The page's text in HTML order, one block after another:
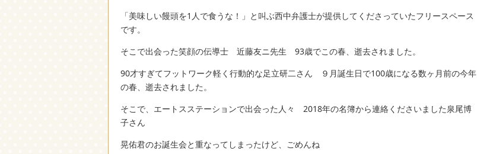
「美味しい饅頭を1人で食うな！」と叫ぶ西中弁護士が提供してくださっていたフリースペース
です。
そこで出会った笑顔の伝導士 近藤友ニ先生 93歳でこの春、逝去されました。
90才すぎてフットワーク軽く行動的な足立研二さん ９月誕生日で100歳になる数ヶ月前の今年
の春、逝去されました。
そこで、エートスステーションで出会った人々 2018年の名簿から連絡くださいました泉尾博
子さん
晃佑君のお誕生会と重なってしまったけど、ごめんね